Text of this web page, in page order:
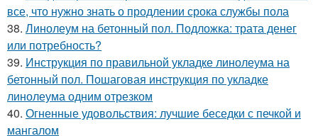
все, что нужно знать о продлении срока службы пола
38. Линолеум на бетонный пол. Подложка: трата денег
или потребность?
39. Инструкция по правильной укладке линолеума на
бетонный пол. Пошаговая инструкция по укладке
линолеума одним отрезком
40. Огненные удовольствия: лучшие беседки с печкой и
мангалом